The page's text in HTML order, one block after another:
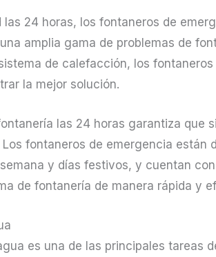
las 24 horas, los fontaneros de
amplia gama de problemas de
de calefacción, los
la mejor solución.
las 24 horas garantiza que
fontaneros de emergencia están
y días festivos, y cuentan
de fontanería de manera rápida y
es una de las principales tareas